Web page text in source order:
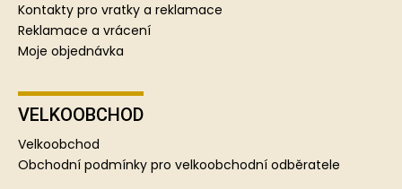
Kontakty pro vratky a reklamace
Reklamace a vrácení
Moje objednávka
VELKOOBCHOD
Velkoobchod
Obchodní podmínky pro velkoobchodní odběratele